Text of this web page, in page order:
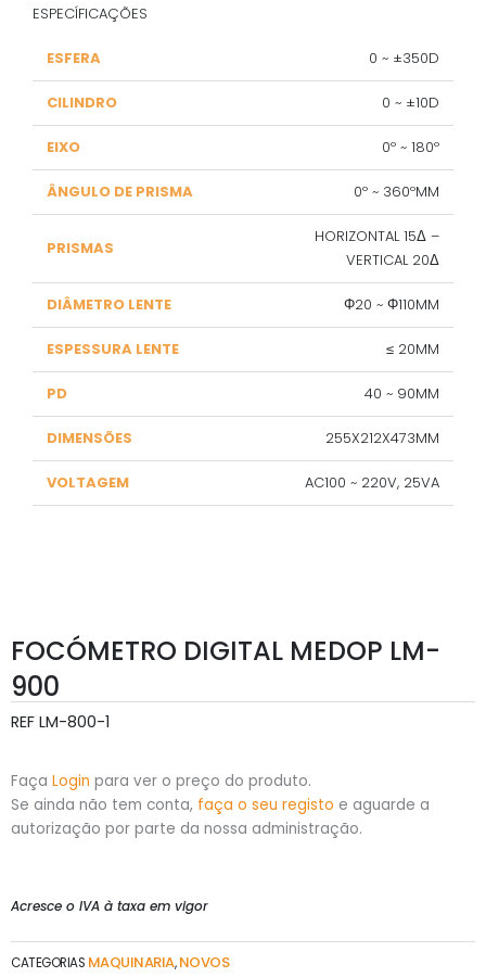
ESPECÍFICAÇÕES
ESFERA 0 ~ ±350D
CILINDRO 0 ~ ±10D
EIXO 0º ~ 180º
ÂNGULO DE PRISMA 0º ~ 360ºMM
PRISMAS
HORIZONTAL 15Δ –
VERTICAL 20Δ
DIÂMETRO LENTE Φ20 ~ Φ110MM
ESPESSURA LENTE ≤ 20MM
PD 40 ~ 90MM
DIMENSÕES 255X212X473MM
VOLTAGEM AC100 ~ 220V, 25VA
FOCÓMETRO DIGITAL MEDOP LM-
900
REF LM-800-1
Faça Login para ver o preço do produto.
Se ainda não tem conta, faça o seu registo e aguarde a
autorização por parte da nossa administração.
Acresce o IVA à taxa em vigor
CATEGORIAS MAQUINARIA,NOVOS